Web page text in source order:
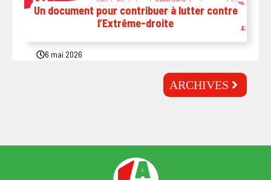
Un document pour contribuer à lutter contre
l’Extrême-droite
6 mai 2026
ARCHIVES